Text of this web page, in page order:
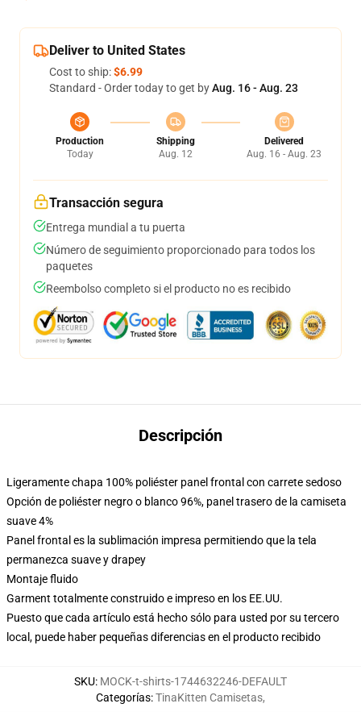
Deliver to United States
Cost to ship:$6.99
Standard - Order today to get byAug. 16 - Aug. 23
Production
Today
Shipping
Aug. 12
Delivered
Aug. 16 - Aug. 23
Transacción segura
Entrega mundial a tu puerta
Número de seguimiento proporcionado para todos los
paquetes
Reembolso completo si el producto no es recibido
Descripción
Ligeramente chapa 100% poliéster panel frontal con carrete sedoso
Opción de poliéster negro o blanco 96%, panel trasero de la camiseta
suave 4%
Panel frontal es la sublimación impresa permitiendo que la tela
permanezca suave y drapey
Montaje fluido
Garment totalmente construido e impreso en los EE.UU.
Puesto que cada artículo está hecho sólo para usted por su tercero
local, puede haber pequeñas diferencias en el producto recibido
SKU: MOCK-t-shirts-1744632246-DEFAULT
Categorías:TinaKitten Camisetas,